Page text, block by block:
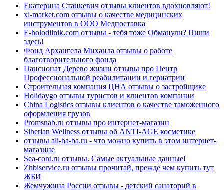
Екатерина Станкевич отзывы клиентов вдохновляют!
xl-market.com отзывы о качестве медицинских
инструментов в ООО Медпоставка
E-holodilnik.com отзывы - тебя тоже Обманули? Пиши
здесь!
Фонд Архангела Михаила отзывы о работе
благотворительного фонда
Пансионат Дерево жизни отзывы про Центр
Профессиональной реабилитации и гериатрии
Строительная компания ЦНА отзывы о застройщике
Holidaygo отзывы туристов и клиентов компании
China Logistics отзывы клиентов о качестве таможенного
оформления грузов
Promsnab.ru отзывы про интернет-магазин
Siberian Wellness отзывы об ANTI-AGE косметике
отзывы ali-ba-ba.ru - что можно купить в этом интернет-
магазине
Sea-cont.ru отзывы. Самые актуальные данные!
Zhbiservice.ru отзывы прочитай, прежде чем купить тут
ЖБИ
Жемчужина России отзывы - детский санаторий в